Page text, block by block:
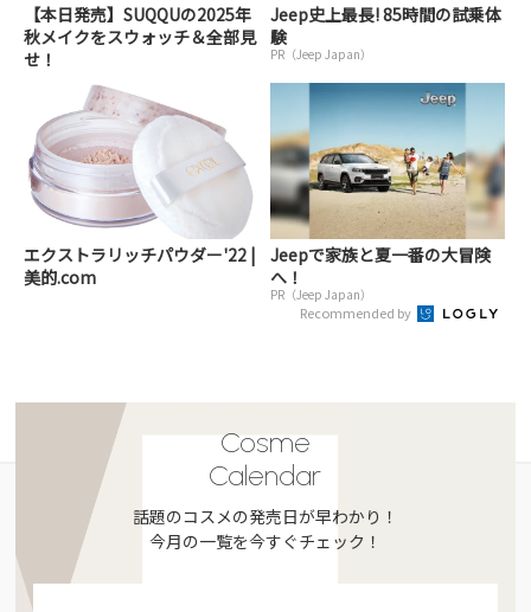
【本日発売】SUQQUの2025年
秋メイクをスウォッチ＆全部見
せ！
Jeep史上最長! 85時間の試乗体
験
PR（Jeep Japan）
エクストラリッチパウダー'22 |
美的.com
Jeepで家族と夏一番の大冒険
へ！
PR（Jeep Japan）
Recommended by
Cosme
Calendar
話題のコスメの発売日が早わかり！
今月の一覧を今すぐチェック！